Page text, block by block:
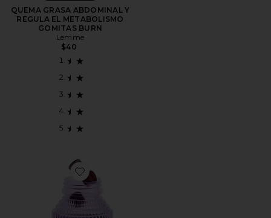
QUEMA GRASA ABDOMINAL Y
REGULA EL METABOLISMO
GOMITAS BURN
Lemme
$40
Favorite GOMINOLAS BURN